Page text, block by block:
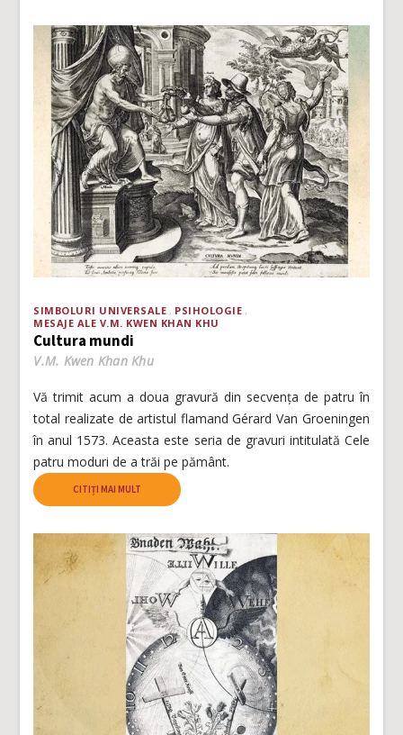
SIMBOLURI UNIVERSALE
PSIHOLOGIE
MESAJE ALE V.M. KWEN KHAN KHU
Cultura mundi
V.M. Kwen Khan Khu
Vă trimit acum a doua gravură din secvența de patru în
total realizate de artistul flamand Gérard Van Groeningen
în anul 1573. Aceasta este seria de gravuri intitulată Cele
patru moduri de a trăi pe pământ.
CITIȚI MAI MULT